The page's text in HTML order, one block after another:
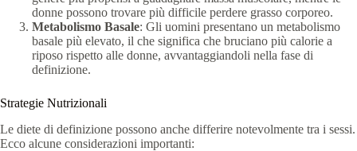
donne possono trovare più difficile perdere grasso corporeo.
Metabolismo Basale: Gli uomini presentano un metabolismo
basale più elevato, il che significa che bruciano più calorie a
riposo rispetto alle donne, avvantaggiandoli nella fase di
definizione.
Strategie Nutrizionali
Le diete di definizione possono anche differire notevolmente tra i sessi.
Ecco alcune considerazioni importanti: